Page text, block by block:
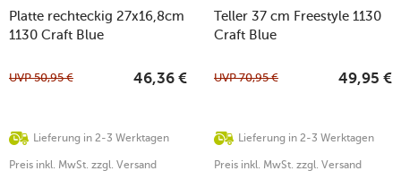
Platte rechteckig 27x16,8cm
1130 Craft Blue
Lieferung in 2-3 Werktagen
UVP50,95 € 46,36 €
Preis inkl. MwSt. zzgl. Versand
Teller 37 cm Freestyle 1130
Craft Blue
Lieferung in 2-3 Werktagen
UVP70,95 € 49,95 €
Preis inkl. MwSt. zzgl. Versand